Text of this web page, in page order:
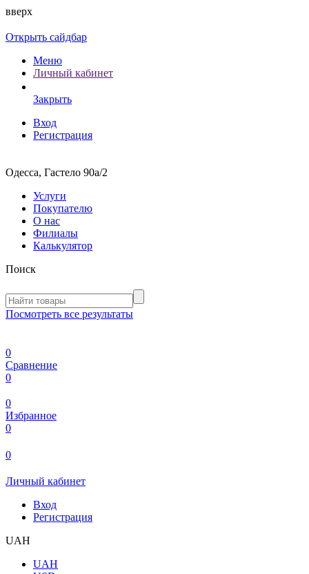
вверх
Открыть сайдбар
Меню
Личный кабинет
Закрыть
Вход
Регистрация
Одесса, Гастело 90а/2
Услуги
Покупателю
О нас
Филиалы
Калькулятор
Поиск
Посмотреть все результаты
0
Сравнение
0
0
Избранное
0
0
Личный кабинет
Вход
Регистрация
UAH
UAH